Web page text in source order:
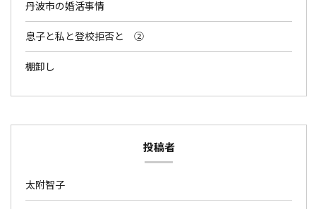
丹波市の婚活事情
息子と私と登校拒否と ②
棚卸し
投稿者
太附智子